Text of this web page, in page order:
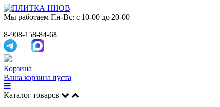
Мы работаем Пн-Вс: с 10-00 до 20-00
8-908-158-84-68
Корзина
Ваша корзина пуста
Каталог товаров